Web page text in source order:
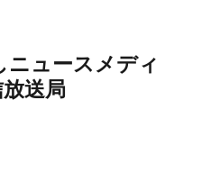
ュースメディ
送局